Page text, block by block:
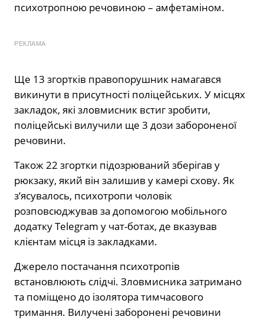
психотропною речовиною – амфетаміном.
РЕКЛАМА
Ще 13 згортків правопорушник намагався
викинути в присутності поліцейських. У місцях
закладок, які зловмисник встиг зробити,
поліцейські вилучили ще 3 дози забороненої
речовини.
Також 22 згортки підозрюваний зберігав у
рюкзаку, який він залишив у камері схову. Як
з’ясувалось, психотропи чоловік
розповсюджував за допомогою мобільного
додатку Telegram у чат-ботах, де вказував
клієнтам місця із закладками.
Джерело постачання психотропів
встановлюють слідчі. Зловмисника затримано
та поміщено до ізолятора тимчасового
тримання. Вилучені заборонені речовини